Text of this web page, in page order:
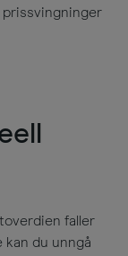
prissvingninger
faller
du unngå